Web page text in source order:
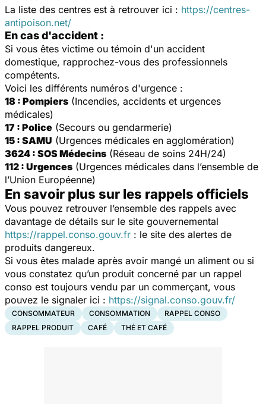
La liste des centres est à retrouver ici : https://centres-
antipoison.net/
En cas d'accident :
Si vous êtes victime ou témoin d'un accident
domestique, rapprochez-vous des professionnels
compétents.
Voici les différents numéros d'urgence :
18 : Pompiers (Incendies, accidents et urgences
médicales)
17 : Police (Secours ou gendarmerie)
15 : SAMU (Urgences médicales en agglomération)
3624 : SOS Médecins (Réseau de soins 24H/24)
112 : Urgences (Urgences médicales dans l’ensemble de
l’Union Européenne)
En savoir plus sur les rappels officiels
Vous pouvez retrouver l’ensemble des rappels avec
davantage de détails sur le site gouvernemental
https://rappel.conso.gouv.fr : le site des alertes de
produits dangereux.
Si vous êtes malade après avoir mangé un aliment ou si
vous constatez qu’un produit concerné par un rappel
conso est toujours vendu par un commerçant, vous
pouvez le signaler ici : https://signal.conso.gouv.fr/
CONSOMMATEUR CONSOMMATION
RAPPEL CONSO
RAPPEL PRODUIT
CAFÉ THÉ ET CAFÉ